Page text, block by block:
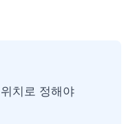
치로 정해야